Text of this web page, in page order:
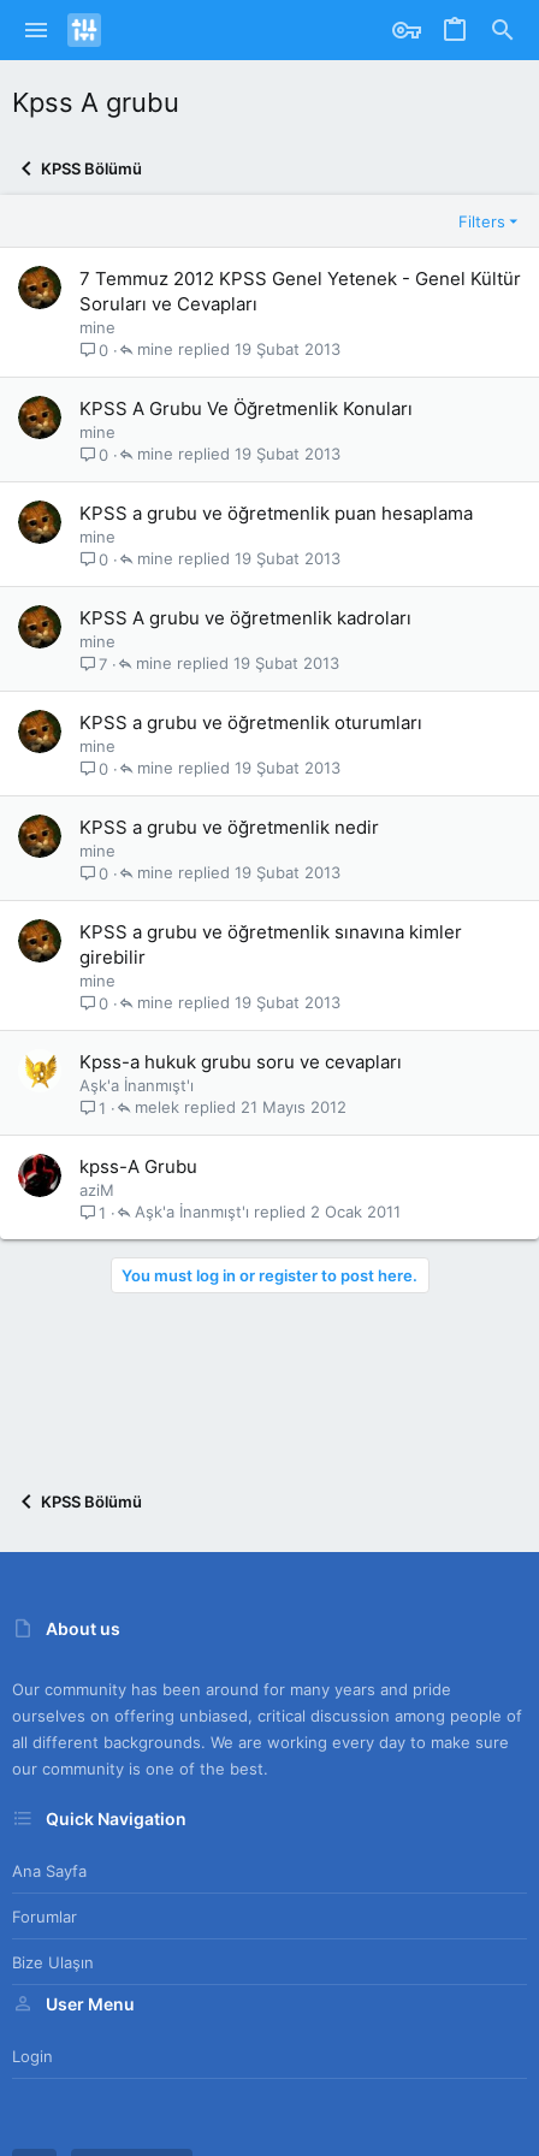
Kpss A grubu
KPSS Bölümü
Filters
7 Temmuz 2012 KPSS Genel Yetenek - Genel Kültür
Soruları ve Cevapları
mine
0
19 Şubat 2013
mine
KPSS A Grubu Ve Öğretmenlik Konuları
mine
0
19 Şubat 2013
mine
KPSS a grubu ve öğretmenlik puan hesaplama
mine
0
19 Şubat 2013
mine
KPSS A grubu ve öğretmenlik kadroları
mine
7
19 Şubat 2013
mine
KPSS a grubu ve öğretmenlik oturumları
mine
0
19 Şubat 2013
mine
KPSS a grubu ve öğretmenlik nedir
mine
0
19 Şubat 2013
mine
KPSS a grubu ve öğretmenlik sınavına kimler
girebilir
mine
0
19 Şubat 2013
mine
Kpss-a hukuk grubu soru ve cevapları
Aşk'a İnanmışt'ı
1
21 Mayıs 2012
melek
kpss-A Grubu
aziM
1
2 Ocak 2011
Aşk'a İnanmışt'ı
You must log in or register to post here.
KPSS Bölümü
About us
Our community has been around for many years and pride
ourselves on offering unbiased, critical discussion among people of
all different backgrounds. We are working every day to make sure
our community is one of the best.
Quick Navigation
Ana Sayfa
Forumlar
Bize Ulaşın
User Menu
Login